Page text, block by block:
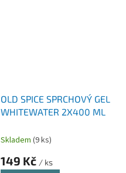
OLD SPICE SPRCHOVÝ GEL
WHITEWATER 2X400 ML
Skladem (9 ks)
149 Kč / ks